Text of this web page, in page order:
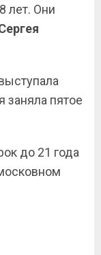
лет. Они
заняла пятое
до 21 года